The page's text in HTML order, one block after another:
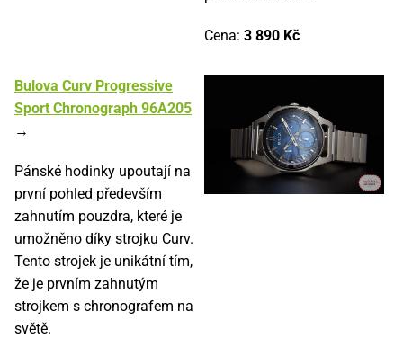
Cena: 3 890 Kč
Bulova Curv Progressive
Sport Chronograph 96A205
→
Pánské hodinky upoutají na
první pohled především
zahnutím pouzdra, které je
umožněno díky strojku Curv.
Tento strojek je unikátní tím,
že je prvním zahnutým
strojkem s chronografem na
světě.